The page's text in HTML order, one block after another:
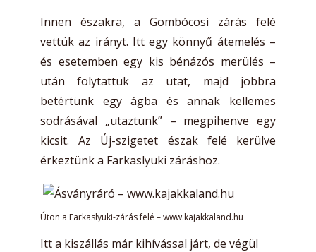
Innen északra, a Gombócosi zárás felé
vettük az irányt. Itt egy könnyű átemelés –
és esetemben egy kis bénázós merülés –
után folytattuk az utat, majd jobbra
betértünk egy ágba és annak kellemes
sodrásával „utaztunk” – megpihenve egy
kicsit. Az Új-szigetet észak felé kerülve
érkeztünk a Farkaslyuki záráshoz.
Úton a Farkaslyuki-zárás felé – www.kajakkaland.hu
Itt a kiszállás már kihívással járt, de végül